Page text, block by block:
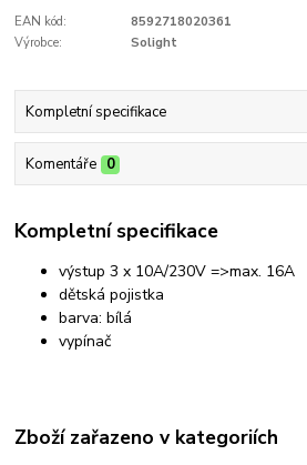
EAN kód:
8592718020361
Výrobce:
Solight
Kompletní specifikace
Komentáře 0
Kompletní specifikace
výstup 3 x 10A/230V =>max. 16A
dětská pojistka
barva: bílá
vypínač
Zboží zařazeno v kategoriích